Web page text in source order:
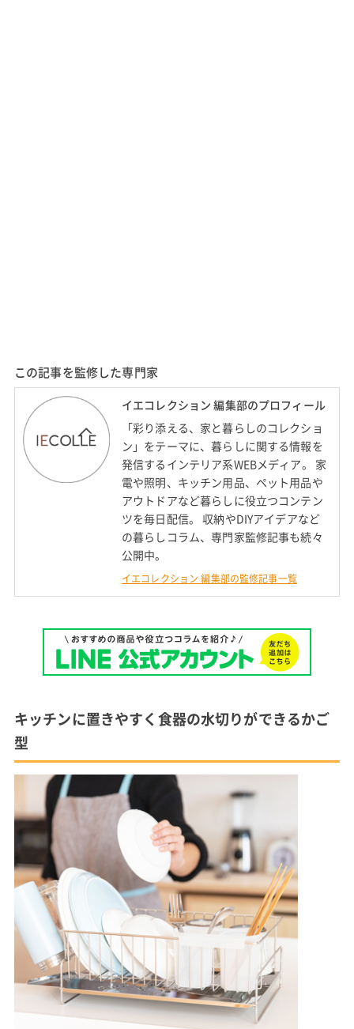
この記事を監修した専門家
イエコレクション 編集部のプロフィール
「彩り添える、家と暮らしのコレクショ
ン」をテーマに、暮らしに関する情報を
発信するインテリア系WEBメディア。 家
電や照明、キッチン用品、ペット用品や
アウトドアなど暮らしに役立つコンテン
ツを毎日配信。 収納やDIYアイデアなど
の暮らしコラム、専門家監修記事も続々
公開中。
イエコレクション 編集部の監修記事一覧
キッチンに置きやすく食器の水切りができるかご
型